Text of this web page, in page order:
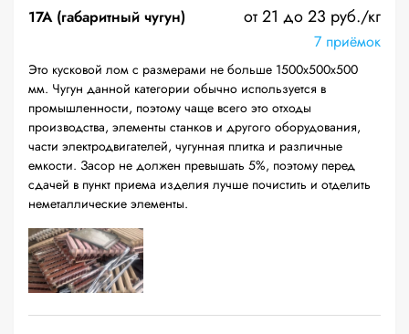
17А (габаритный чугун) от 21 до 23 руб./кг
7 приёмок
Это кусковой лом с размерами не больше 1500х500х500
мм. Чугун данной категории обычно используется в
промышленности, поэтому чаще всего это отходы
производства, элементы станков и другого оборудования,
части электродвигателей, чугунная плитка и различные
емкости. Засор не должен превышать 5%, поэтому перед
сдачей в пункт приема изделия лучше почистить и отделить
неметаллические элементы.